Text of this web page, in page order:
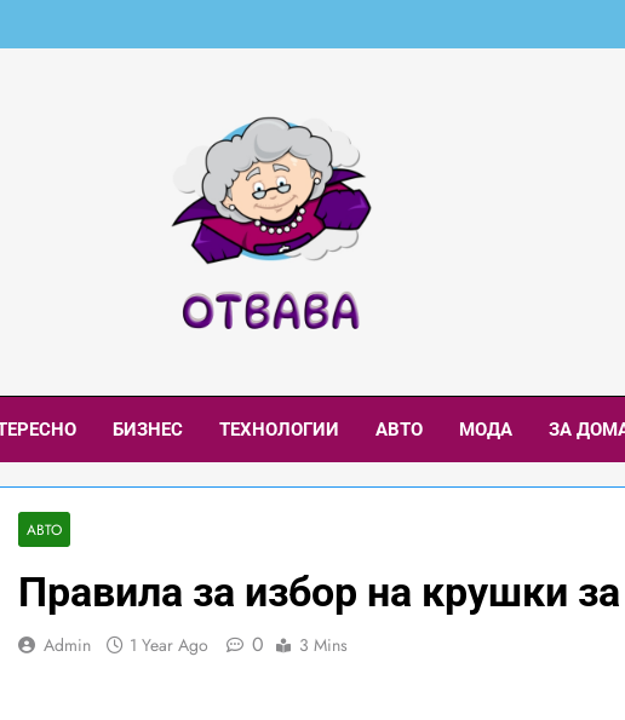
БИЗНЕС ТЕХНОЛОГИИ АВТО МОДА ЗА
АВТО
Правила за избор на крушки
Admin 1 Year Ago 0 3 Mins